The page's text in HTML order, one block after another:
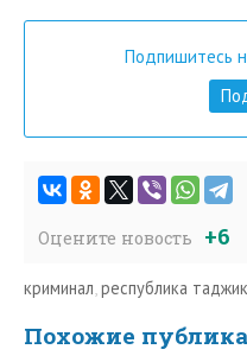
Подпишитесь
Оцените новость +6
криминал,республика
Похожие